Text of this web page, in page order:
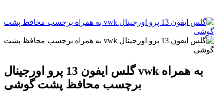
گلس ایفون 13 پرو اورجینال vwk به همراه
برچسب محافظ پشت گوشی